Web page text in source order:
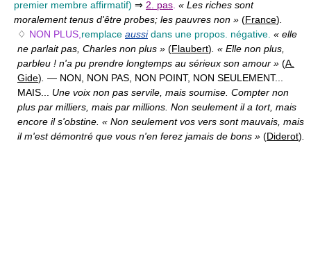
premier membre affirmatif) ⇒ 2. pas. « Les riches sont
moralement tenus d'être probes; les pauvres non » (France).
♢ NON PLUS,remplace aussidans une propos. négative. « elle
ne parlait pas, Charles non plus » (Flaubert). « Elle non plus,
parbleu ! n'a pu prendre longtemps au sérieux son amour » (A.
Gide). — NON, NON PAS, NON POINT, NON SEULEMENT...
MAIS... Une voix non pas servile, mais soumise. Compter non
plus par milliers, mais par millions. Non seulement il a tort, mais
encore il s'obstine. « Non seulement vos vers sont mauvais, mais
il m'est démontré que vous n'en ferez jamais de bons » (Diderot).